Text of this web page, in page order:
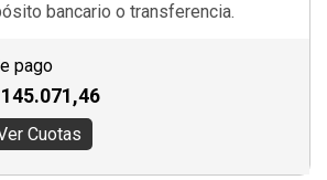
bancario o transferencia.
pago
Cuotas